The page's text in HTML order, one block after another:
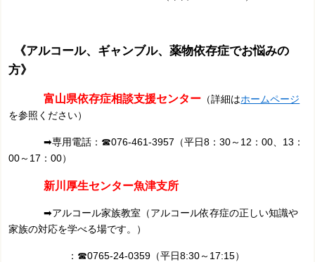
《アルコール、ギャンブル、薬物依存症でお悩みの
方》
富山県依存症相談支援センター （詳細はホームページ
を参照ください）
➡専用電話：☎076-461-3957（平日8：30～12：00、13：
00～17：00）
新川厚生センター魚津支所
➡アルコール家族教室（アルコール依存症の正しい知識や
家族の対応を学べる場です。）
：☎0765-24-0359（平日8:30～17:15）